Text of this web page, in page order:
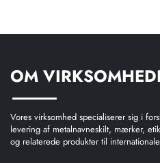
OM
Vores virksomhed specialiserer sig i
levering af metalnavneskilt, mærker,
og relaterede produkter til